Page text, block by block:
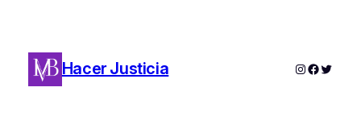
Hacer Justicia Instagram
Twitter